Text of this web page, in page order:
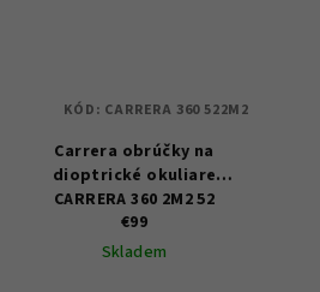
Carrera obrúčky na
dioptrické okuliare
CARRERA 360 2M2 52
€99
Skladem
KÓD: CARRERA 360 522M2